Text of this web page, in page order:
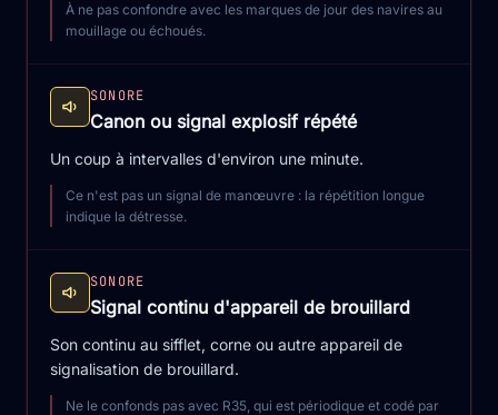
À ne pas confondre avec les marques de jour des navires au
mouillage ou échoués.
SONORE
Canon ou signal explosif répété
Un coup à intervalles d'environ une minute.
Ce n'est pas un signal de manœuvre : la répétition longue
indique la détresse.
SONORE
Signal continu d'appareil de brouillard
Son continu au sifflet, corne ou autre appareil de
signalisation de brouillard.
Ne le confonds pas avec R35, qui est périodique et codé par